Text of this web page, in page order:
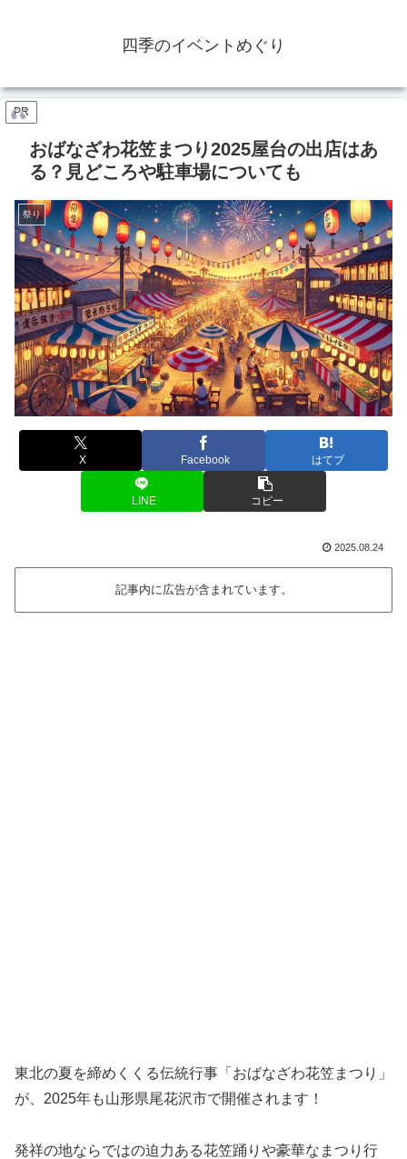
四季のイベントめぐり
PR
おばなざわ花笠まつり2025屋台の出店はあ
る？見どころや駐車場についても
祭り
X Facebook はてブ
LINE コピー
2025.08.24
記事内に広告が含まれています。
東北の夏を締めくくる伝統行事「おばなざわ花笠まつり」
が、2025年も山形県尾花沢市で開催されます！
発祥の地ならではの迫力ある花笠踊りや豪華なまつり行